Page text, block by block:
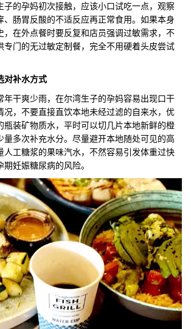
子的孕妈初次接触，应该小口试吃一点，观察
、肠胃反酸的不适反应再正常食用。如果本身
，在外点餐时要反复和店员强调过敏需求，不
专门的无过敏定制餐，完全不用硬着头皮尝试
对补水方式
干爽少雨，在尔湾生子的孕妈容易出现口干
况，不要直接直饮本地未经过滤的自来水，优
瓶装矿物质水，平时可以切几片本地新鲜的橙
量多次补充水分。尽量避开本地随处可见的高
人工糖浆的果味汽水，不然容易引发体重过快
妊娠糖尿病的风险。